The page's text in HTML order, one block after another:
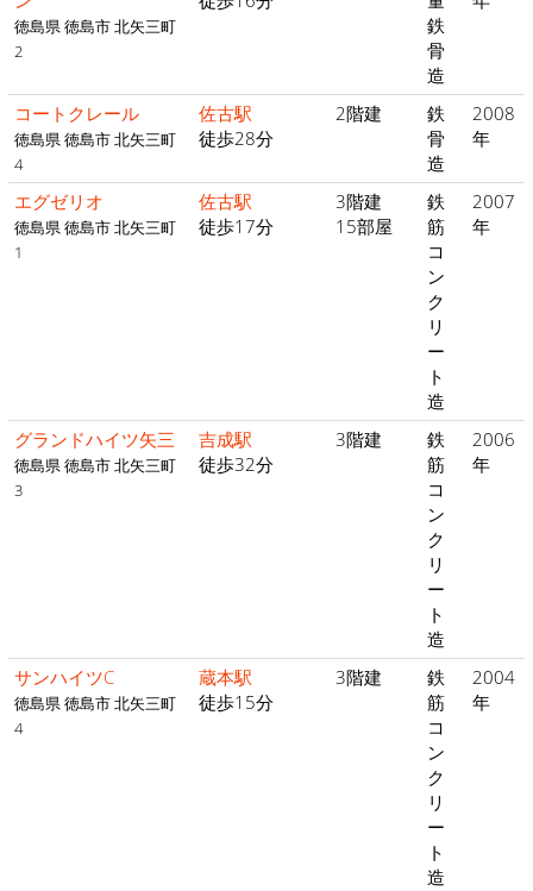
徳島県 徳島市 北矢三町
2
鉄
骨
造
コートクレール
徳島県 徳島市 北矢三町
4
佐古駅
徒歩28分
2階建
鉄
骨
造
2008
年
エグゼリオ
徳島県 徳島市 北矢三町
1
佐古駅
徒歩17分
3階建
15部屋
鉄
筋
コ
ン
ク
リ
ー
ト
造
2007
年
グランドハイツ矢三
徳島県 徳島市 北矢三町
3
吉成駅
徒歩32分
3階建
鉄
筋
コ
ン
ク
リ
ー
ト
造
2006
年
サンハイツC
徳島県 徳島市 北矢三町
4
蔵本駅
徒歩15分
3階建
鉄
筋
コ
ン
ク
リ
ー
ト
造
2004
年